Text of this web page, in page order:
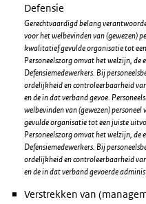
Defensie
Gerechtvaardigd belang
voor het welbevinden van (gewezen)
kwalitatief gevulde organisatie tot
Personeelszorg omvat het welzijn,
Defensiemedewerkers. Bij
ordelijkheid en controleerbaarheid
en de in dat verband gevoe.
welbevinden van (gewezen)
gevulde organisatie tot een juiste
Personeelszorg omvat het welzijn,
Defensiemedewerkers. Bij
ordelijkheid en controleerbaarheid
en de in dat verband gevoerde
Verstrekken van